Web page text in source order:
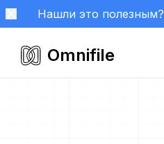
Нашли это полезным?
Omnifile